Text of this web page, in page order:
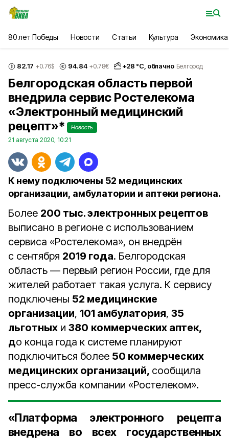
80 лет Победы Новости Статьи Культура Экономика
82.17 +0.76$ 94.84 +0.78€ +28 °С, облачно Белгород
Белгородская область первой
внедрила сервис Ростелекома
«Электронный медицинский
рецепт»*
Новость
21 августа 2020, 10:21
К нему подключены 52 медицинских
организации, амбулатории и аптеки региона.
Более 200 тыс. электронных рецептов
выписано в регионе с использованием
сервиса «Ростелекома», он внедрён
с сентября 2019 года. Белгородская
область — первый регион России, где для
жителей работает такая услуга. К сервису
подключены 52 медицинские
организации, 101 амбулатория, 35
льготных и 380 коммерческих аптек,
до конца года к системе планируют
подключиться более 50 коммерческих
медицинских организаций, сообщила
пресс-служба компании «Ростелеком».
«Платформа электронного рецепта
внедрена во всех государственных